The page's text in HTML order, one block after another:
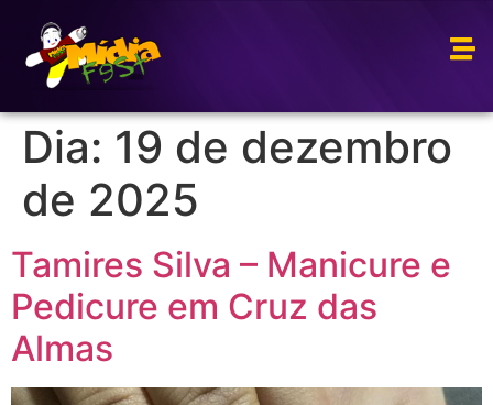
Dia: 19 de dezembro
de 2025
Tamires Silva – Manicure e
Pedicure em Cruz das
Almas